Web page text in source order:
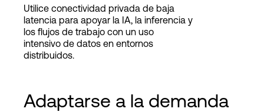
Utilice conectividad privada de baja
latencia para apoyar la IA, la inferencia y
los flujos de trabajo con un uso
intensivo de datos en entornos
distribuidos.
Adaptarse a la demanda